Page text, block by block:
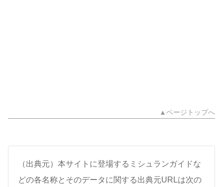
▲ページトップへ
（出典元）本サイトに登場するミシュランガイドな
どの各名称とそのデータに関する出典元URLは次の